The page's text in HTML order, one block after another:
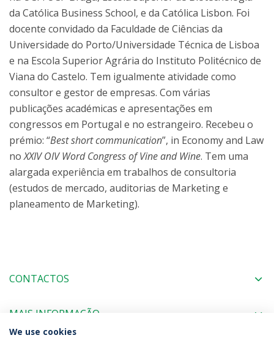
da Católica Business School, e da Católica Lisbon. Foi
docente convidado da Faculdade de Ciências da
Universidade do Porto/Universidade Técnica de Lisboa
e na Escola Superior Agrária do Instituto Politécnico de
Viana do Castelo. Tem igualmente atividade como
consultor e gestor de empresas. Com várias
publicações académicas e apresentações em
congressos em Portugal e no estrangeiro. Recebeu o
prémio: “Best short communication”, in Economy and Law
noXXIV OIV Word Congress of Vine and Wine. Tem uma
alargada experiência em trabalhos de consultoria
(estudos de mercado, auditorias de Marketing e
planeamento de Marketing).
CONTACTOS
MAIS INFORMAÇÃO
We use cookies